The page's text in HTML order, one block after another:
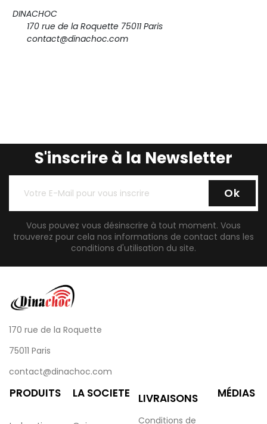
DINACHOC
170 rue de la Roquette 75011 Paris
contact@dinachoc.com
S'inscrire à la Newsletter
Vous pouvez vous désinscrire à tout moment. Vous
trouverez pour cela nos informations de contact dans les
conditions d'utilisation du site.
170 rue de la Roquette
75011 Paris
contact@dinachoc.com
PRODUITS LA SOCIETE LIVRAISONS MÉDIAS
Conditions de